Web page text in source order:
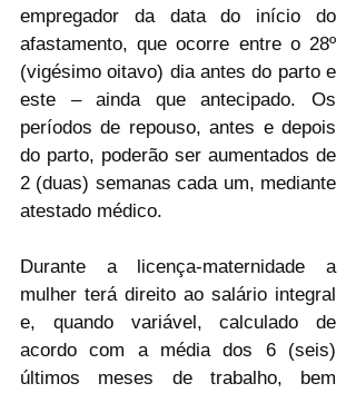
empregador da data do início do
afastamento, que ocorre entre o 28º
(vigésimo oitavo) dia antes do parto e
este – ainda que antecipado. Os
períodos de repouso, antes e depois
do parto, poderão ser aumentados de
2 (duas) semanas cada um, mediante
atestado médico.
Durante a licença-maternidade a
mulher terá direito ao salário integral
e, quando variável, calculado de
acordo com a média dos 6 (seis)
últimos meses de trabalho, bem